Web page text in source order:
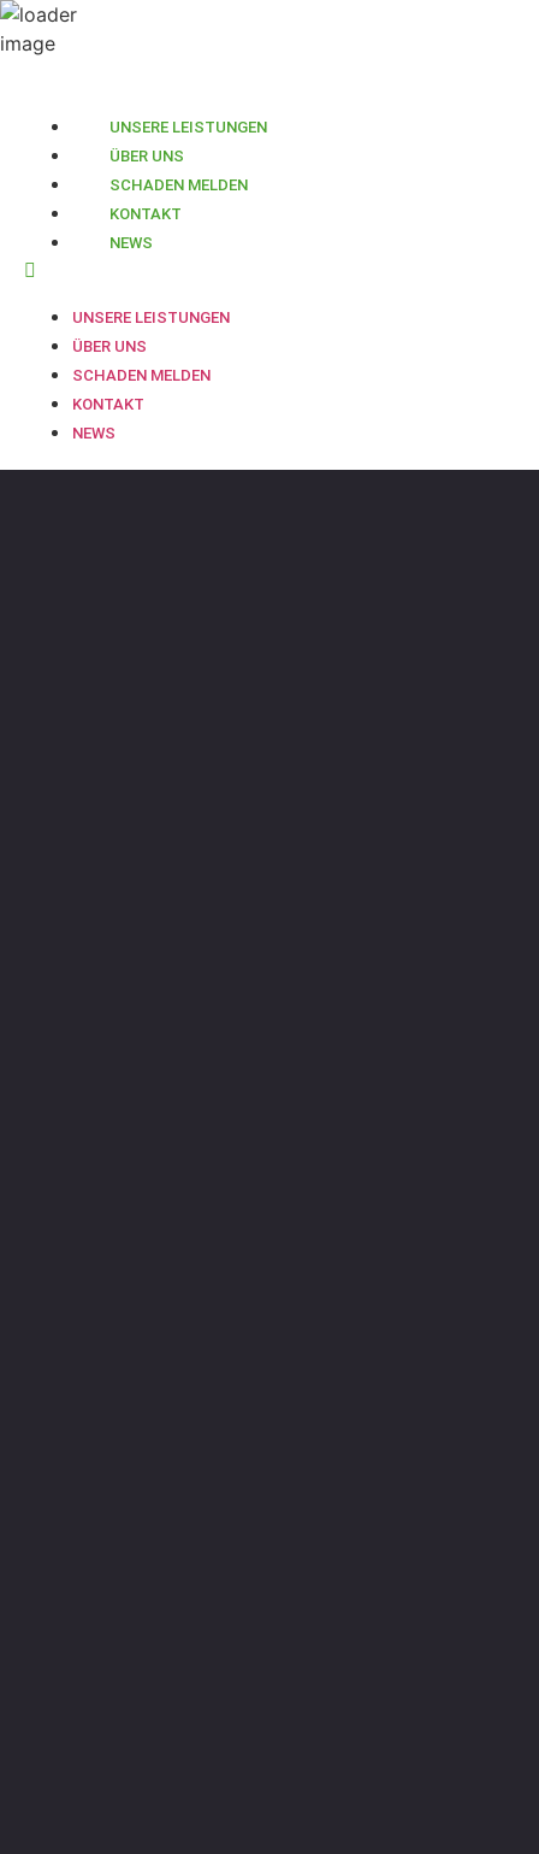
UNSERE LEISTUNGEN
ÜBER UNS
SCHADEN MELDEN
KONTAKT
NEWS
UNSERE LEISTUNGEN
ÜBER UNS
SCHADEN MELDEN
KONTAKT
NEWS